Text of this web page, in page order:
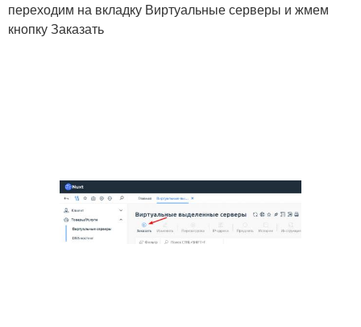
переходим на вкладку Виртуальные серверы и жмем
кнопку Заказать